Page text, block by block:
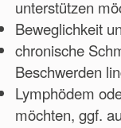
unterstützen
Beweglichkeit
chronische
Beschwerden
Lymphödem
möchten, ggf.